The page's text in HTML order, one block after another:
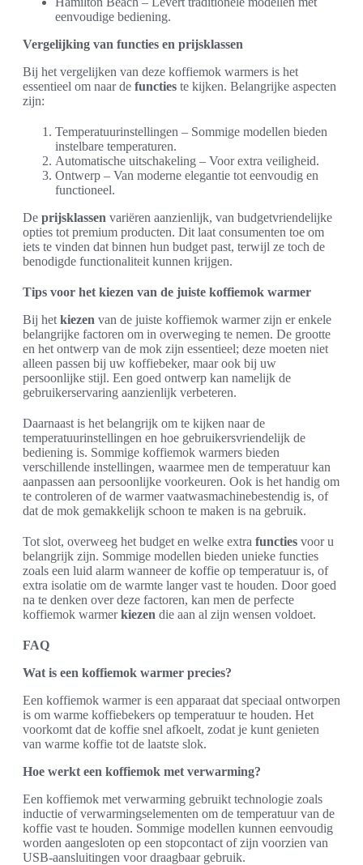
eenvoudige bediening.
Vergelijking van functies en prijsklassen
Bij het vergelijken van deze koffiemok warmers is het
essentieel om naar de functies te kijken. Belangrijke aspecten
zijn:
Temperatuurinstellingen – Sommige modellen bieden
instelbare temperaturen.
Automatische uitschakeling – Voor extra veiligheid.
Ontwerp – Van moderne elegantie tot eenvoudig en
functioneel.
De prijsklassen variëren aanzienlijk, van budgetvriendelijke
opties tot premium producten. Dit laat consumenten toe om
iets te vinden dat binnen hun budget past, terwijl ze toch de
benodigde functionaliteit kunnen krijgen.
Tips voor het kiezen van de juiste koffiemok warmer
Bij het kiezen van de juiste koffiemok warmer zijn er enkele
belangrijke factoren om in overweging te nemen. De grootte
en het ontwerp van de mok zijn essentieel; deze moeten niet
alleen passen bij uw koffiebeker, maar ook bij uw
persoonlijke stijl. Een goed ontwerp kan namelijk de
gebruikerservaring aanzienlijk verbeteren.
Daarnaast is het belangrijk om te kijken naar de
temperatuurinstellingen en hoe gebruikersvriendelijk de
bediening is. Sommige koffiemok warmers bieden
verschillende instellingen, waarmee men de temperatuur kan
aanpassen aan persoonlijke voorkeuren. Ook is het handig om
te controleren of de warmer vaatwasmachinebestendig is, of
dat de mok gemakkelijk schoon te maken is na gebruik.
Tot slot, overweeg het budget en welke extra functies voor u
belangrijk zijn. Sommige modellen bieden unieke functies
zoals een luid alarm wanneer de koffie op temperatuur is, of
extra isolatie om de warmte langer vast te houden. Door goed
na te denken over deze factoren, kan men de perfecte
koffiemok warmerkiezen die aan al zijn wensen voldoet.
FAQ
Wat is een koffiemok warmer precies?
Een koffiemok warmer is een apparaat dat speciaal ontworpen
is om warme koffiebekers op temperatuur te houden. Het
voorkomt dat de koffie snel afkoelt, zodat je kunt genieten
van warme koffie tot de laatste slok.
Hoe werkt een koffiemok met verwarming?
Een koffiemok met verwarming gebruikt technologie zoals
inductie of verwarmingselementen om de temperatuur van de
koffie vast te houden. Sommige modellen kunnen eenvoudig
worden aangesloten op een stopcontact of zijn voorzien van
USB-aansluitingen voor draagbaar gebruik.